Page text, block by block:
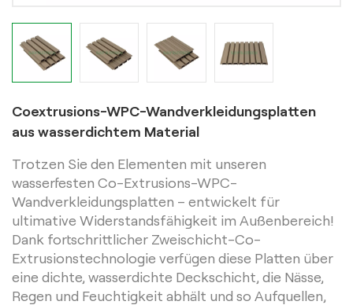
Coextrusions-WPC-Wandverkleidungsplatten
aus wasserdichtem Material
Trotzen Sie den Elementen mit unseren
wasserfesten Co-Extrusions-WPC-
Wandverkleidungsplatten – entwickelt für
ultimative Widerstandsfähigkeit im Außenbereich!
Dank fortschrittlicher Zweischicht-Co-
Extrusionstechnologie verfügen diese Platten über
eine dichte, wasserdichte Deckschicht, die Nässe,
Regen und Feuchtigkeit abhält und so Aufquellen,